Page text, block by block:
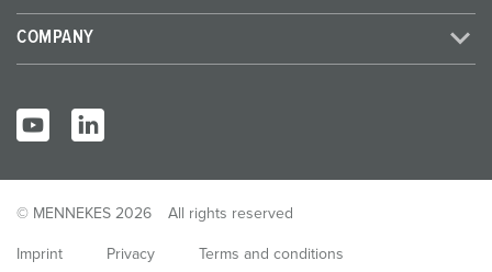
COMPANY
© MENNEKES 2026 All rights reserved
Imprint Privacy Terms and conditions